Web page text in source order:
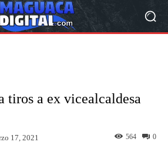
tiros a ex vicealcaldesa
17, 2021 0
564